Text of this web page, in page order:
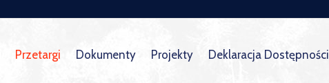
Przetargi Dokumenty Projekty Deklaracja Dostępności